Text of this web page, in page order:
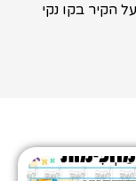
הקיר בקו נקי